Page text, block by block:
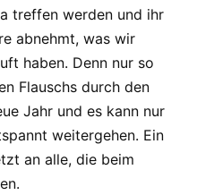
treffen werden und ihr
abnehmt, was wir
haben. Denn nur so
Flauschs durch den
Jahr und es kann nur
weitergehen. Ein
an alle, die beim